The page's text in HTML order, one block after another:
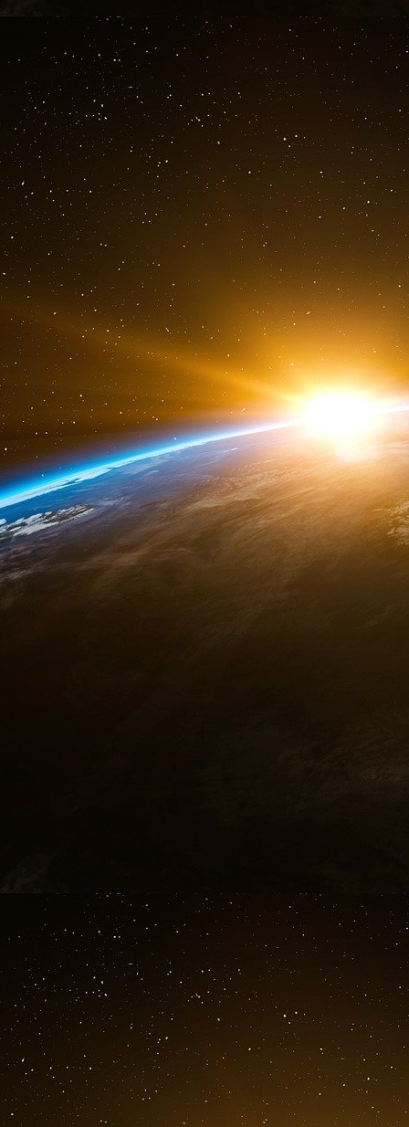
comme le volé est le précurseur de la
et le calomnie.”
Le théorème pasteurien : L’être humain,
maladie ne peut donc être provoquée que
ravisant, devant la démonstration évidente
des vers à soie (sujet sur lequel ils
par des “agents” extérieurs. En injectant cet
défense qui protège de la maladie.
N’oublions pas qu’à cette époque (milieu
religieuse, on croyait à la “force vitale”
règne “organique” sans cette “force
génération spontanée” le cadavre d’un
destructeurs sortis de nulle part (on croyait
par le cadavre) ! Béchamp n’était ni
qui n’était pas le cas de Pasteur, tout du
et savait s’adapter à “l’air du temps” (il n’y
d’avis !).
De ce théorème (jamais démontré) découle
lutter contre les maladies et les épidémies, il
Jenner) massivement les populations
maladies.
A ce stade, on fait tout simplement
aujourd’hui sur le système immunitaire
raisonnement implique que tous les humains
est le produit d’un enchaînement de
rend l’événement impossible !
D’abord, qu’est-ce qu’une maladie ? à ce
capable de répondre à cette question
interroger sur ce sujet, n’ont pu me fournir
ne savons pas ce qu’est une maladie.
Le mensonge :
Pasteur a prétendu avoir vu le virus de la
observer le virus de la rage, il faut un
inférieure au pouvoir discriminant du